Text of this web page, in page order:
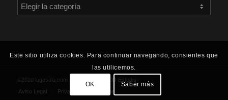
©2020 lugosala.com - Powered by HCO Estudio -
Aviso Legal
Privacidad Cookies
Este sitio utiliza cookies. Para continuar navegando, consientes que
las utilicemos.
OK Saber más